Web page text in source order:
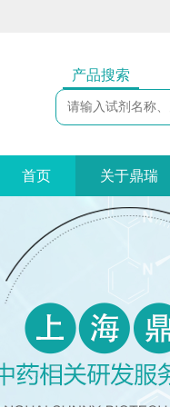
产品搜索
首页 关于鼎瑞